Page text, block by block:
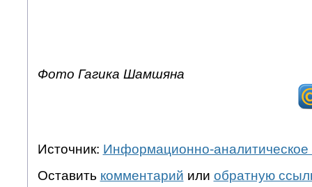
Фото Гагика Шамшяна
Источник: Информационно-аналитическое
Оставить комментарий или обратную